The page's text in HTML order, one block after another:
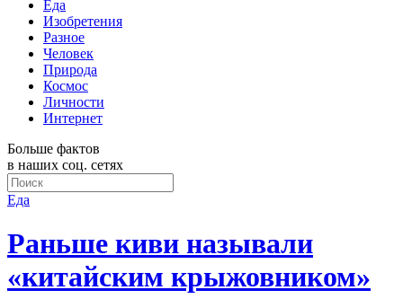
Еда
Изобретения
Разное
Человек
Природа
Космос
Личности
Интернет
Больше фактов
в наших соц. сетях
Еда
Раньше киви называли
«китайским крыжовником»